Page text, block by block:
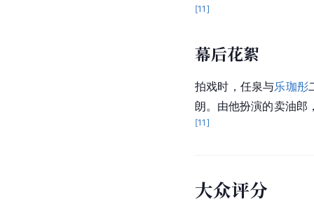
[11 ]
幕后花絮
拍戏时，任泉与乐珈彤
朗。由他扮演的卖油郎
[11 ]
大众评分